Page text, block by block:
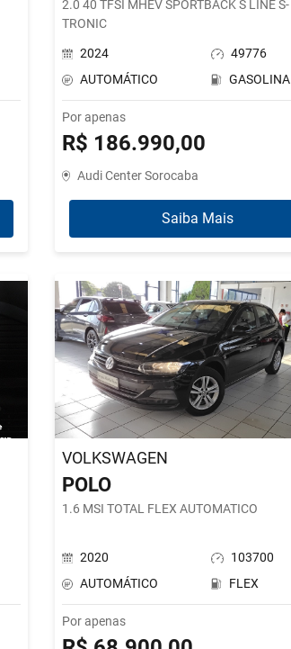
2.0 40 TFSI MHEV SPORTBACK S LINE S-
TRONIC
2024
49776
AUTOMÁTICO
GASOLINA
Por apenas
R$ 186.990,00
Audi Center Sorocaba
Saiba Mais
VOLKSWAGEN
POLO
1.6 MSI TOTAL FLEX AUTOMATICO
2020
103700
AUTOMÁTICO
FLEX
Por apenas